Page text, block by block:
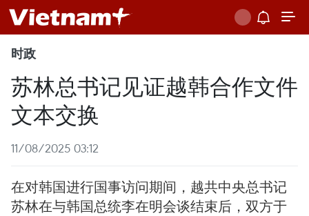
时政
苏林总书记见证越韩合作文件
文本交换
11/08/2025 03:12
在对韩国进行国事访问期间，越共中央总书记
苏林在与韩国总统李在明会谈结束后，双方于